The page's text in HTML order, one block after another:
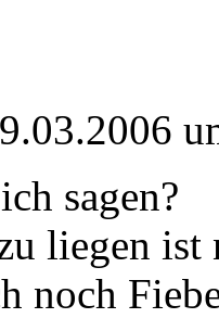
sagen?
liegen ist
noch